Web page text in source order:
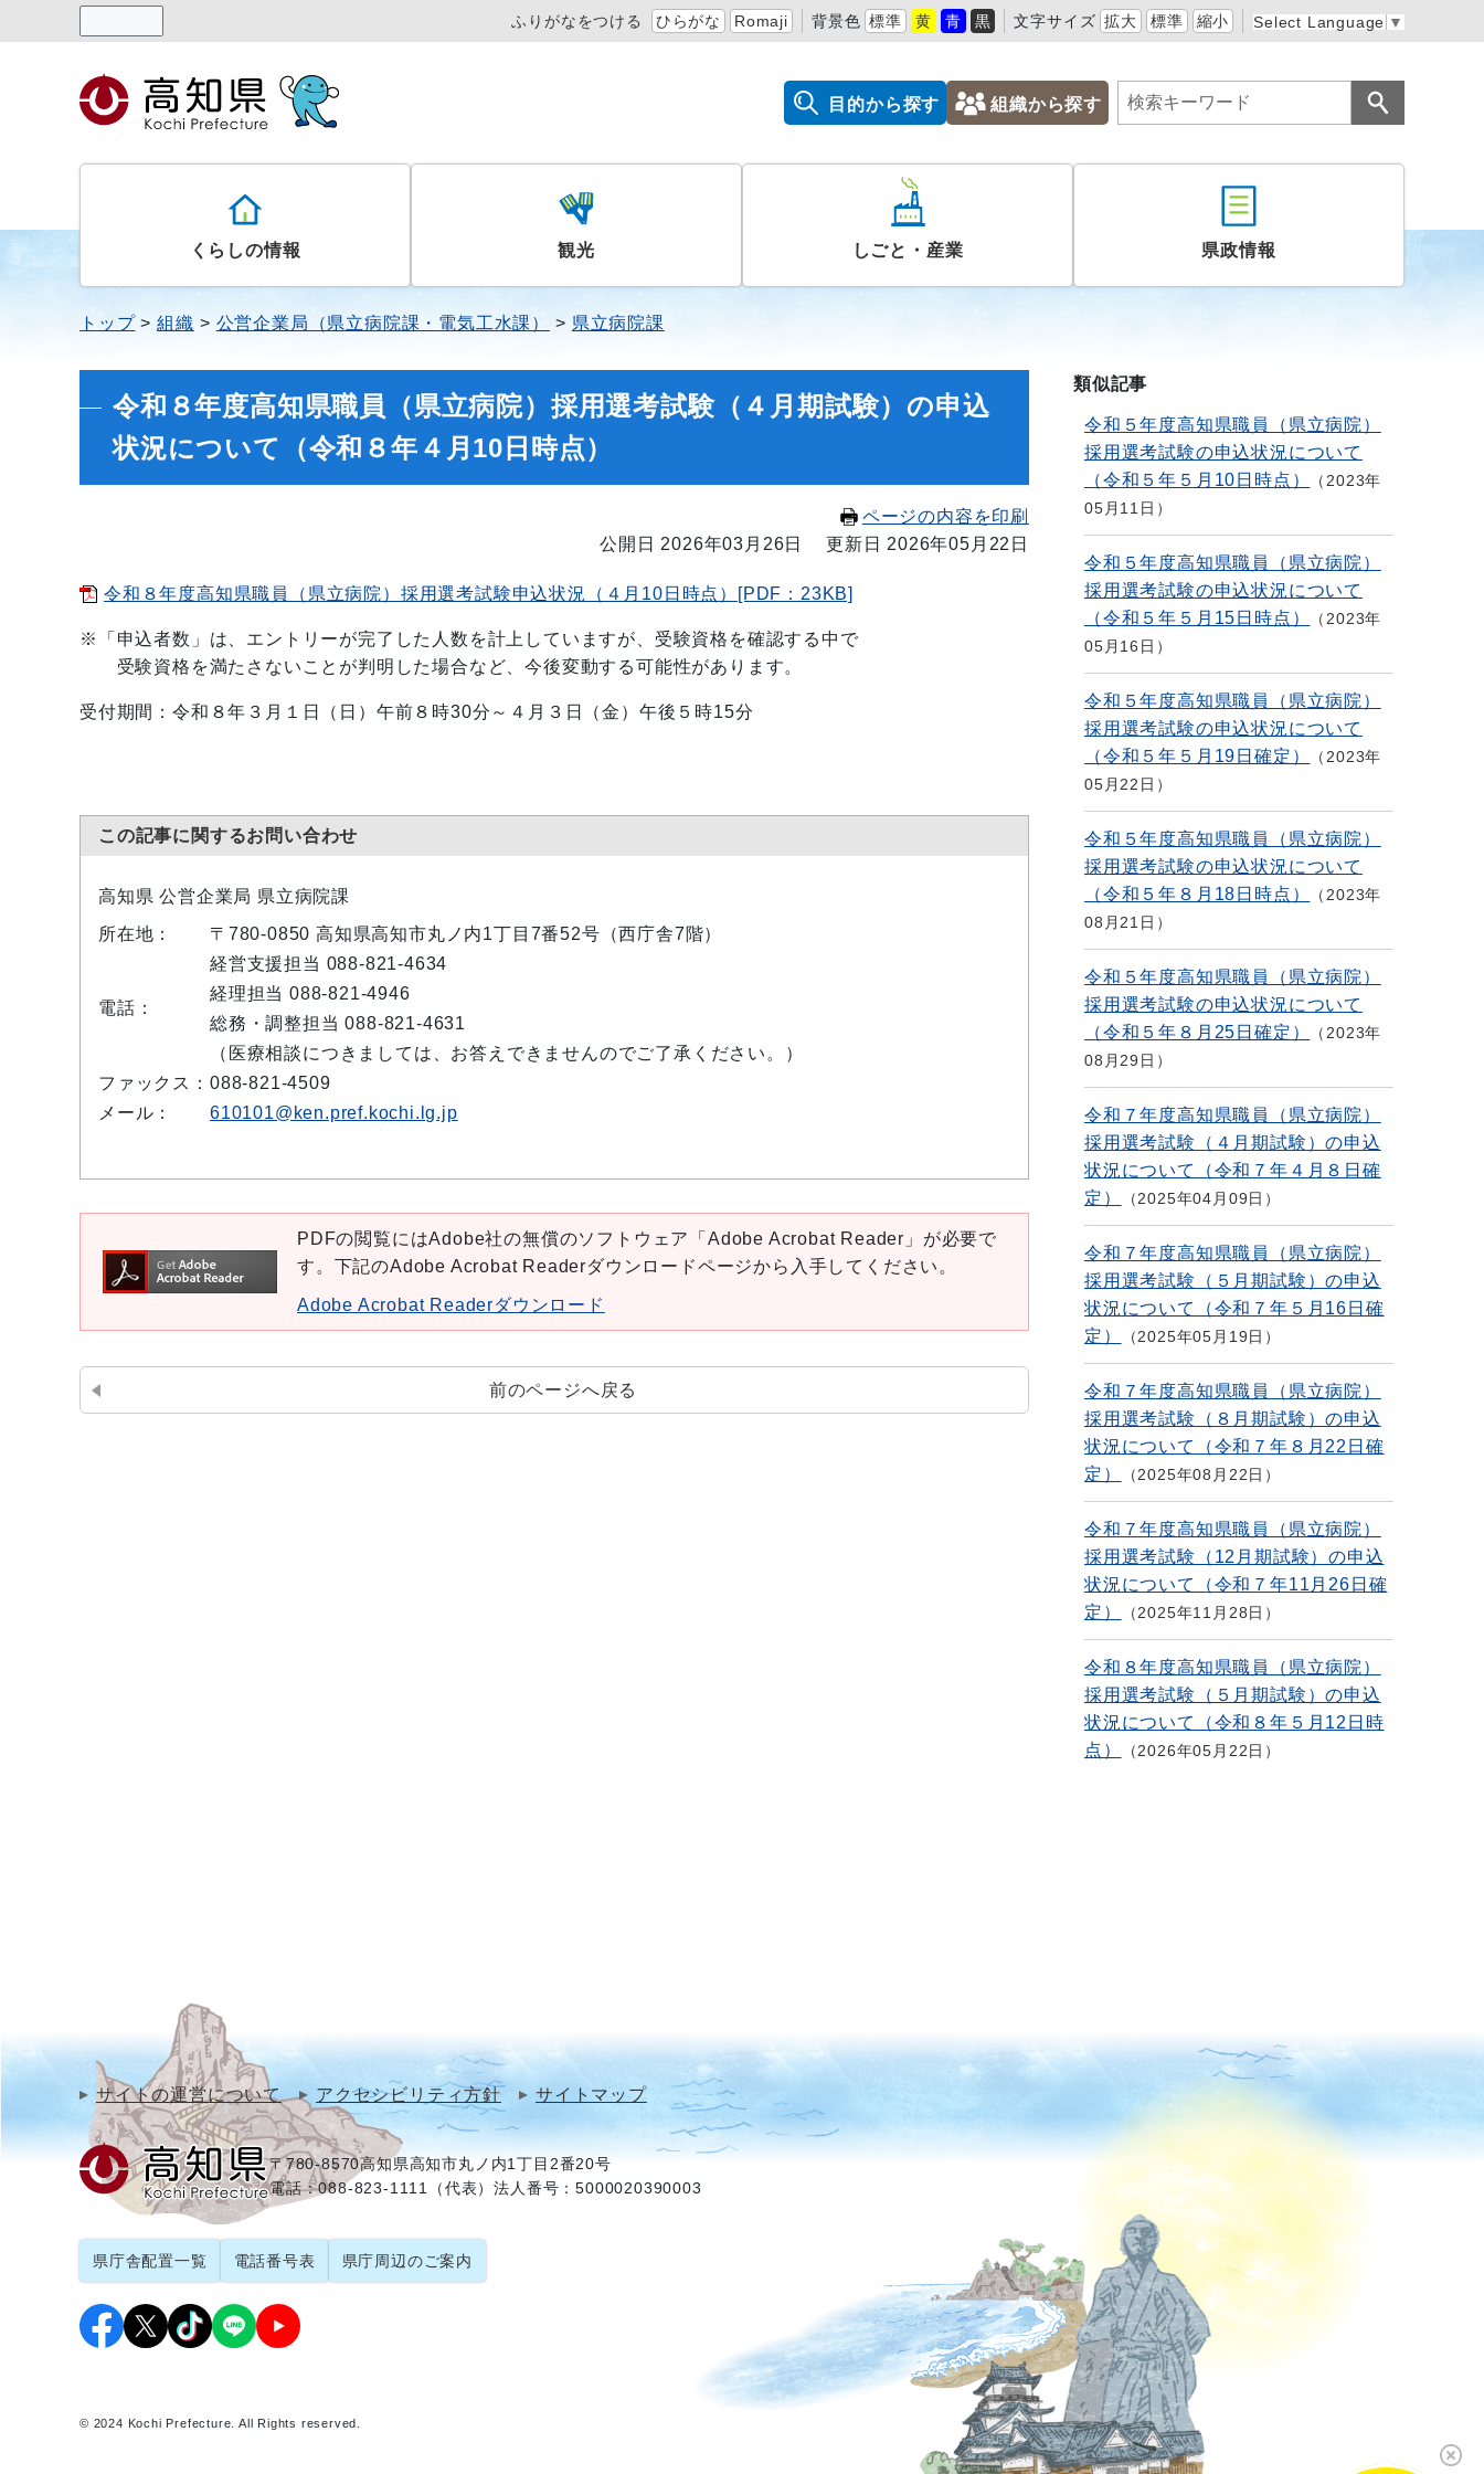
ふりがなをつける ひらがな Romaji 背景色 標準 黄 青 黒 文字サイズ 拡大 標準 縮小 Select Language ▼
目的から探す 組織から探す
くらしの情報 観光 しごと・産業 県政情報
トップ 組織 公営企業局（県立病院課・電気工水課） 県立病院課
令和８年度高知県職員（県立病院）採用選考試験（４月期試験）の申込
状況について（令和８年４月10日時点）
ページの内容を印刷
公開日 2026年03月26日
更新日 2026年05月22日
令和８年度高知県職員（県立病院）採用選考試験申込状況（４月10日時点）[PDF：23KB]
※「申込者数」は、エントリーが完了した人数を計上していますが、受験資格を確認する中で
受験資格を満たさないことが判明した場合など、今後変動する可能性があります。
受付期間：令和８年３月１日（日）午前８時30分～４月３日（金）午後５時15分
この記事に関するお問い合わせ
高知県 公営企業局 県立病院課
所在地：
〒780-0850 高知県高知市丸ノ内1丁目7番52号（西庁舎7階）
電話：
経営支援担当 088-821-4634
経理担当 088-821-4946
総務・調整担当 088-821-4631
（医療相談につきましては、お答えできませんのでご了承ください。）
ファックス： 088-821-4509
メール：
610101@ken.pref.kochi.lg.jp
PDFの閲覧にはAdobe社の無償のソフトウェア「Adobe Acrobat Reader」が必要で
す。下記のAdobe Acrobat Readerダウンロードページから入手してください。
Adobe Acrobat Readerダウンロード
前のページへ戻る
類似記事
令和５年度高知県職員（県立病院）
採用選考試験の申込状況について
（令和５年５月10日時点）
2023年
05月11日
令和５年度高知県職員（県立病院）
採用選考試験の申込状況について
（令和５年５月15日時点）
2023年
05月16日
令和５年度高知県職員（県立病院）
採用選考試験の申込状況について
（令和５年５月19日確定）
2023年
05月22日
令和５年度高知県職員（県立病院）
採用選考試験の申込状況について
（令和５年８月18日時点）
2023年
08月21日
令和５年度高知県職員（県立病院）
採用選考試験の申込状況について
（令和５年８月25日確定）
2023年
08月29日
令和７年度高知県職員（県立病院）
採用選考試験（４月期試験）の申込
状況について（令和７年４月８日確
定）
2025年04月09日
令和７年度高知県職員（県立病院）
採用選考試験（５月期試験）の申込
状況について（令和７年５月16日確
定）
2025年05月19日
令和７年度高知県職員（県立病院）
採用選考試験（８月期試験）の申込
状況について（令和７年８月22日確
定）
2025年08月22日
令和７年度高知県職員（県立病院）
採用選考試験（12月期試験）の申込
状況について（令和７年11月26日確
定）
2025年11月28日
令和８年度高知県職員（県立病院）
採用選考試験（５月期試験）の申込
状況について（令和８年５月12日時
点）
2026年05月22日
サイトの運営について アクセシビリティ方針 サイトマップ
〒780-8570高知県高知市丸ノ内1丁目2番20号
電話：088-823-1111（代表）法人番号：5000020390003
県庁舎配置一覧 電話番号表 県庁周辺のご案内
© 2024 Kochi Prefecture. All Rights reserved.